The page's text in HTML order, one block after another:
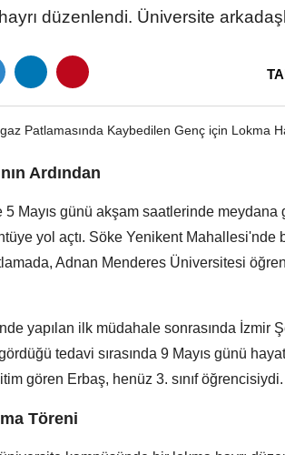
düzenlendi. Üniversite
Ardından
5 Mayıs günü akşam saatlerinde
yol açtı. Söke Yenikent Mahallesi'nde
Adnan Menderes Üniversitesi
yapılan ilk müdahale sonrasında İzmir
tedavi sırasında 9 Mayıs günü
gören Erbaş, henüz 3. sınıf öğrencisiydi.
Töreni